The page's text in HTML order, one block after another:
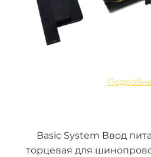
Basic System Ввод
торцевая для